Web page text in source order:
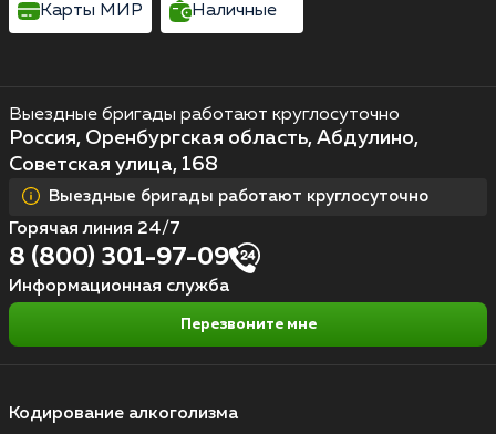
Кодирование алкоголизма
Выездные бригады работают круглосуточно
Россия, Оренбургская область, Абдулино,
Советская улица, 168
Выездные бригады работают круглосуточно
Горячая линия 24/7
8 (800) 301-97-09
Информационная служба
Перезвоните мне
Карты МИР Наличные